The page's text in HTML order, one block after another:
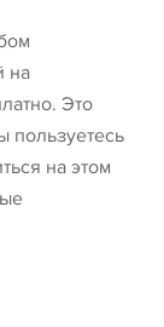
на
Это
пользуетесь
на этом